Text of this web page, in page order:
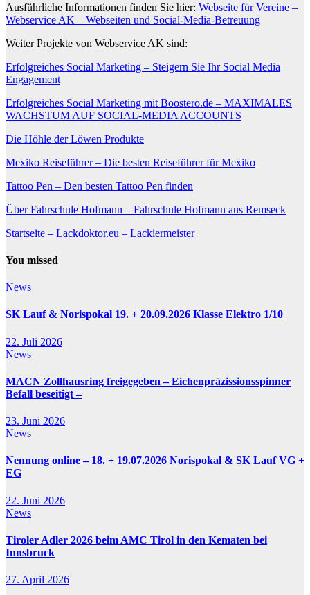
Ausführliche Informationen finden Sie hier: Webseite für Vereine –
Webservice AK – Webseiten und Social-Media-Betreuung
Weiter Projekte von Webservice AK sind:
Erfolgreiches Social Marketing – Steigern Sie Ihr Social Media
Engagement
Erfolgreiches Social Marketing mit Boostero.de – MAXIMALES
WACHSTUM AUF SOCIAL-MEDIA ACCOUNTS
Die Höhle der Löwen Produkte
Mexiko Reiseführer – Die besten Reiseführer für Mexiko
Tattoo Pen – Den besten Tattoo Pen finden
Über Fahrschule Hofmann – Fahrschule Hofmann aus Remseck
Startseite – Lackdoktor.eu – Lackiermeister
You missed
News
SK Lauf & Norispokal 19. + 20.09.2026 Klasse Elektro 1/10
22. Juli 2026
News
MACN Zollhausring freigegeben – Eichenpräzissionsspinner
Befall beseitigt –
23. Juni 2026
News
Nennung online – 18. + 19.07.2026 Norispokal & SK Lauf VG +
EG
22. Juni 2026
News
Tiroler Adler 2026 beim AMC Tirol in den Kematen bei
Innsbruck
27. April 2026